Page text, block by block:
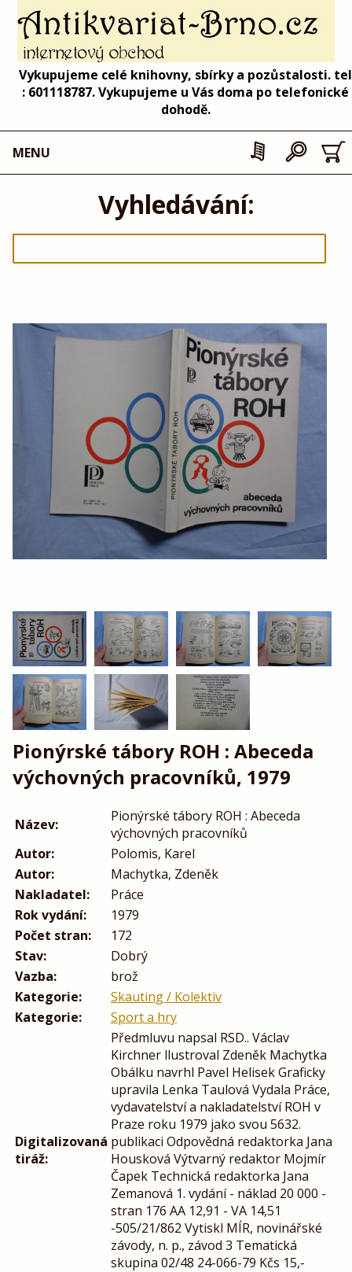
Vykupujeme celé knihovny, sbírky a pozůstalosti. tel
: 601118787. Vykupujeme u Vás doma po telefonické
dohodě.
MENU
Vyhledávání:
Pionýrské tábory ROH : Abeceda
výchovných pracovníků, 1979
Název:
Pionýrské tábory ROH : Abeceda
výchovných pracovníků
Autor:
Polomis, Karel
Autor:
Machytka, Zdeněk
Nakladatel:
Práce
Rok vydání:
1979
Počet stran:
172
Stav:
Dobrý
Vazba:
brož
Kategorie:
Skauting / Kolektiv
Kategorie:
Sport a hry
Digitalizovaná
tiráž:
Předmluvu napsal RSD.. Václav
Kirchner llustroval Zdeněk Machytka
Obálku navrhl Pavel Helisek Graficky
upravila Lenka Taulová Vydala Práce,
vydavatelství a nakladatelství ROH v
Praze roku 1979 jako svou 5632.
publikaci Odpovědná redaktorka Jana
Housková Výtvarný redaktor Mojmír
Čapek Technická redaktorka Jana
Zemanová 1. vydání - náklad 20 000 -
stran 176 AA 12,91 - VA 14,51
-505/21/862 Vytiskl MÍR, novinářské
závody, n. p., závod 3 Tematická
skupina 02/48 24-066-79 Kčs 15,-